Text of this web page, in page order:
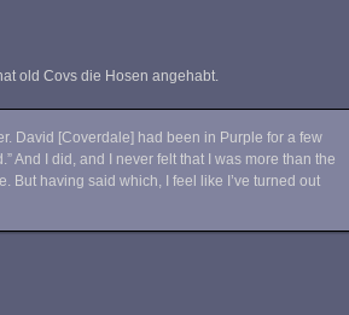
old Covs die Hosen angehabt.
David [Coverdale] had been in Purple for a few
And I did, and I never felt that I was more than the
But having said which, I feel like I’ve turned out